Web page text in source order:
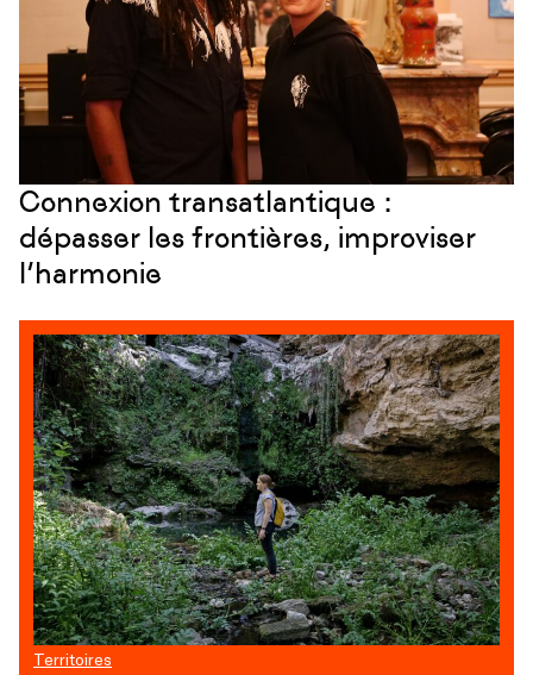
Connexion transatlantique :
dépasser les frontières, improviser
l’harmonie
Territoires